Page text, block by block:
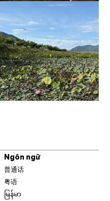
Ngôn ngữ
普通话
粤语
မြန်မာ